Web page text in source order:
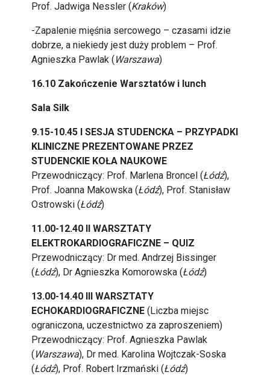
Prof. Jadwiga Nessler (Kraków)
-Zapalenie mięśnia sercowego – czasami idzie
dobrze, a niekiedy jest duży problem – Prof.
Agnieszka Pawlak (Warszawa)
16.10 Zakończenie Warsztatów i lunch
Sala Silk
9.15-10.45 I SESJA STUDENCKA – PRZYPADKI
KLINICZNE PREZENTOWANE PRZEZ
STUDENCKIE KOŁA NAUKOWE
Przewodniczący: Prof. Marlena Broncel (Łódź),
Prof. Joanna Makowska (Łódź), Prof. Stanisław
Ostrowski (Łódź)
11.00-12.40 II WARSZTATY
ELEKTROKARDIOGRAFICZNE – QUIZ
Przewodniczący: Dr med. Andrzej Bissinger
(Łódź), Dr Agnieszka Komorowska (Łódź)
13.00-14.40 III WARSZTATY
ECHOKARDIOGRAFICZNE(Liczba miejsc
ograniczona, uczestnictwo za zaproszeniem)
Przewodniczący: Prof. Agnieszka Pawlak
(Warszawa), Dr med. Karolina Wojtczak-Soska
(Łódź), Prof. Robert Irzmański (Łódź)